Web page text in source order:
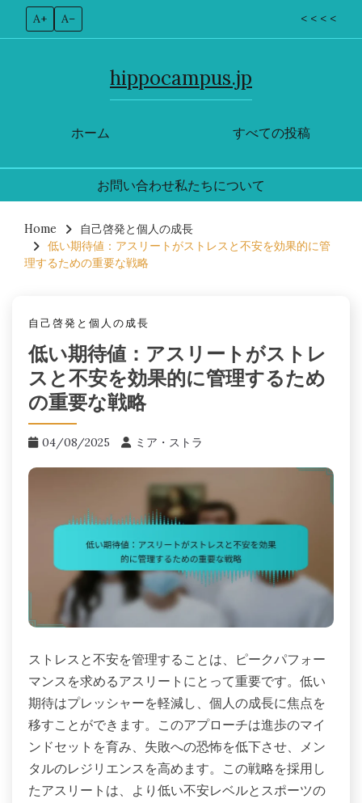
A+ A– < < < <
ホーム
hippocampus.jp
すべての投稿
お問い合わせ私たちについて
content
Home
自己啓発と個人の成長
低い期待値：アスリートがストレスと不安を効果的に管
理するための重要な戦略
自己啓発と個人の成長
低い期待値：アスリートがストレ
スと不安を効果的に管理するため
の重要な戦略
04/08/2025 ミア・ストラ
ストレスと不安を管理することは、ピークパフォー
マンスを求めるアスリートにとって重要です。低い
期待はプレッシャーを軽減し、個人の成長に焦点を
移すことができます。このアプローチは進歩のマイ
ンドセットを育み、失敗への恐怖を低下させ、メン
タルのレジリエンスを高めます。この戦略を採用し
たアスリートは、より低い不安レベルとスポーツの